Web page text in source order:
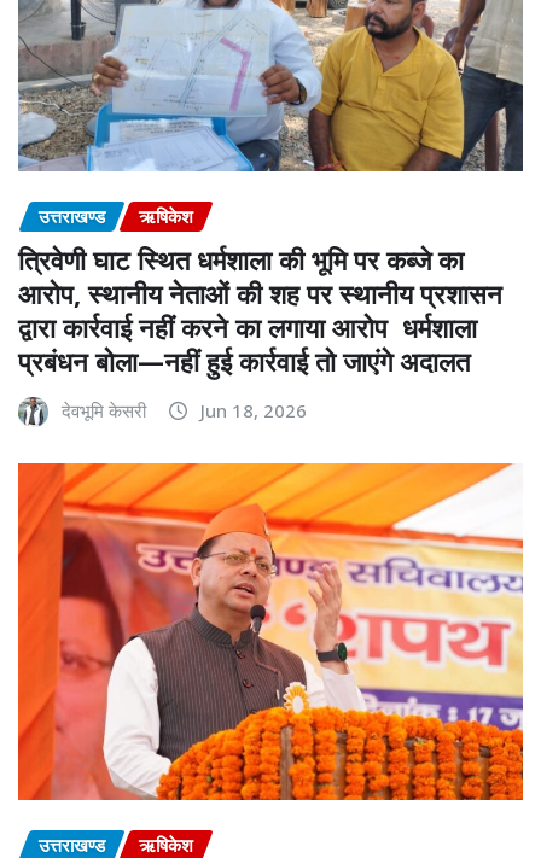
उत्तराखण्ड ऋषिकेश
त्रिवेणी घाट स्थित धर्मशाला की भूमि पर कब्जे का
आरोप, स्थानीय नेताओं की शह पर स्थानीय प्रशासन
द्वारा कार्रवाई नहीं करने का लगाया आरोप धर्मशाला
प्रबंधन बोला—नहीं हुई कार्रवाई तो जाएंगे अदालत
देवभूमि केसरी Jun 18, 2026
उत्तराखण्ड ऋषिकेश